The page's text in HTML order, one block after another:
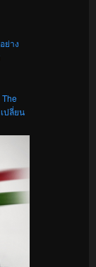
ย่าง
ปลี่ยน